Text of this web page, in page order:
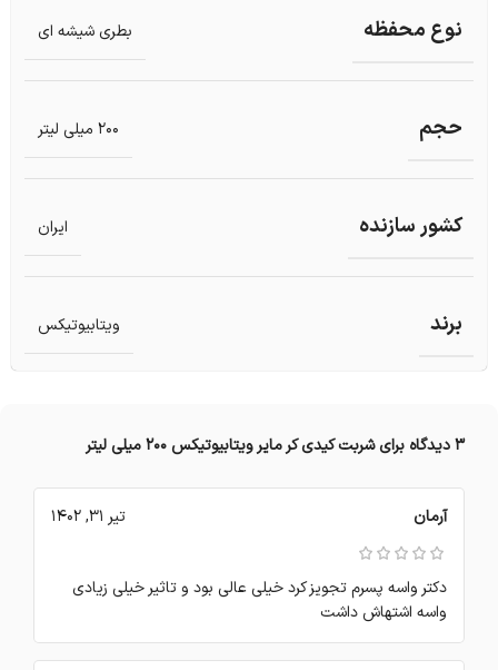
نوع محفظه بطری شیشه ای
حجم 200 میلی لیتر
کشور سازنده ایران
برند ویتابیوتیکس
3 دیدگاه برای شربت کیدی کر مایر ویتابیوتیکس 200 میلی لیتر
آرمان تیر 31, 1402
دکتر واسه پسرم تجویز کرد خیلی عالی بود و تاثیر خیلی زیادی
واسه اشتهاش داشت